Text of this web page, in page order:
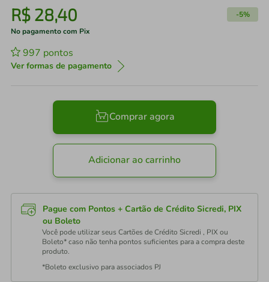
R$ 28,40 -5%
No pagamento com Pix
997 pontos
Ver formas de pagamento
Comprar agora
Adicionar ao carrinho
Pague com Pontos + Cartão de Crédito Sicredi, PIX
ou Boleto
Você pode utilizar seus Cartões de Crédito Sicredi , PIX ou
Boleto* caso não tenha pontos suficientes para a compra deste
produto.
*Boleto exclusivo para associados PJ